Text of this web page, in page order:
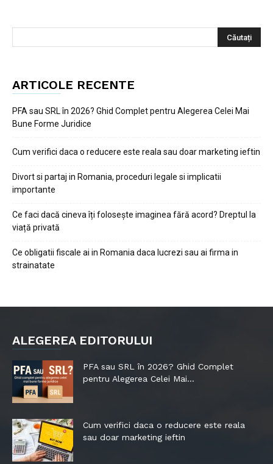
ARTICOLE RECENTE
PFA sau SRL în 2026? Ghid Complet pentru Alegerea Celei Mai
Bune Forme Juridice
Cum verifici daca o reducere este reala sau doar marketing ieftin
Divort si partaj in Romania, proceduri legale si implicatii
importante
Ce faci dacă cineva îți folosește imaginea fără acord? Dreptul la
viață privată
Ce obligatii fiscale ai in Romania daca lucrezi sau ai firma in
strainatate
ALEGEREA EDITORULUI
PFA sau SRL în 2026? Ghid Complet
pentru Alegerea Celei Mai...
Cum verifici daca o reducere este reala
sau doar marketing ieftin